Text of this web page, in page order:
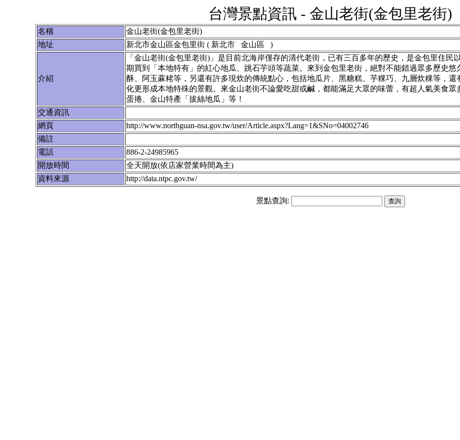
台灣景點資訊 - 金山老街(金包里老街)
名稱
金山老街(金包里老街)
地址
新北市金山區金包里街 ( 新北市 金山區 )
介紹
「金山老街(金包里老街)」是目前北海岸僅存的清代老街，已有三百多年的歷史，是金包里住
期買到「本地特有」的紅心地瓜、跳石芋頭等蔬菜。來到金包里老街，絕對不能錯過眾多歷史
酥、阿玉蔴粩等，另還有許多現炊的傳統點心，包括地瓜片、黑糖糕、芋粿巧、九層炊粿等，
化更形成本地特殊的景觀。來金山老街不論愛吃甜或鹹，都能滿足大眾的味蕾，有超人氣美食
蛋捲、金山特產「拔絲地瓜」等！
交通資訊
網頁
http://www.northguan-nsa.gov.tw/user/Article.aspx?Lang=1&SNo=04002746
備註
電話
886-2-24985965
開放時間
全天開放(依店家營業時間為主)
資料來源
http://data.ntpc.gov.tw/
景點查詢: